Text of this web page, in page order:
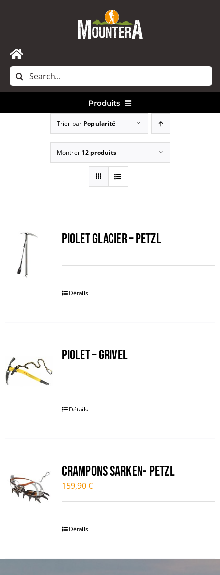
Toggle
Navigation
Accueil
Rechercher:
Produits
Vêtements
Randonnée
Trier par Popularité
Montrer 12 produits
PIOLET GLACIER – PETZL
Détails
PIOLET – GRIVEL
Détails
CRAMPONS SARKEN- PETZL
159,90€
Détails